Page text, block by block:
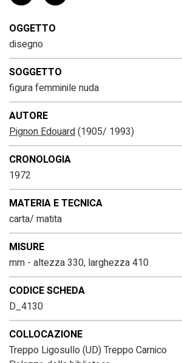
OGGETTO
disegno
SOGGETTO
figura femminile nuda
AUTORE
Pignon Edouard(1905/ 1993)
CRONOLOGIA
1972
MATERIA E TECNICA
carta/ matita
MISURE
mm - altezza 330, larghezza 410
CODICE SCHEDA
D_4130
COLLOCAZIONE
Treppo Ligosullo (UD) Treppo Carnico